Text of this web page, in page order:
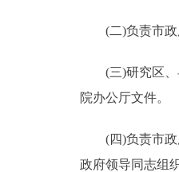
(二)负责市政
(三)研究区、县
院办公厅文件。
(四)负责市政府
政府领导同志组